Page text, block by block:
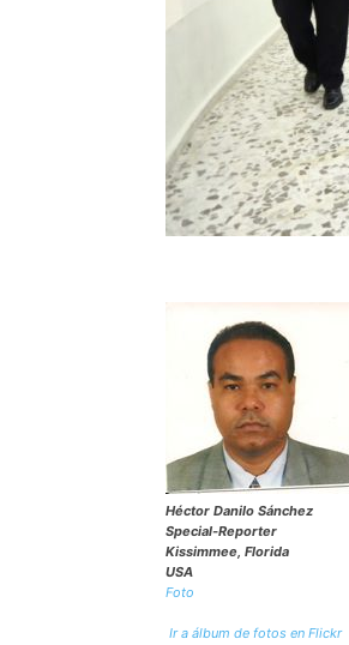
Héctor Danilo Sánchez
Special-Reporter
Kissimmee, Florida
USA
Foto
Ir a álbum de fotos en Flickr